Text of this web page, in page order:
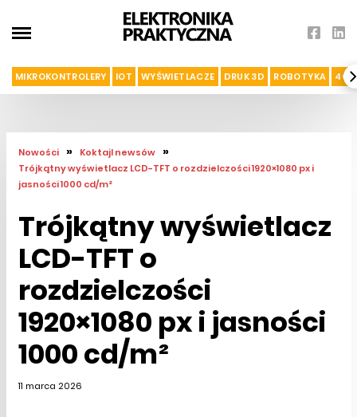
MIKROKONTROLERY IOT WYŚWIETLACZE DRUK 3D ROBOTYKA 4G I
Nowości » Koktajl newsów »
Trójkątny wyświetlacz LCD-TFT o rozdzielczości 1920×1080 px i
jasności 1000 cd/m²
Trójkątny wyświetlacz
LCD-TFT o
rozdzielczości
1920×1080 px i jasności
1000 cd/m²
11 marca 2026